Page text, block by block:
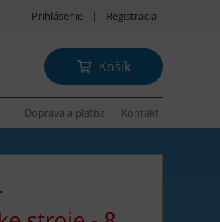
Prihlásenie | Registrácia
Košík
Doprava a platba Kontakt